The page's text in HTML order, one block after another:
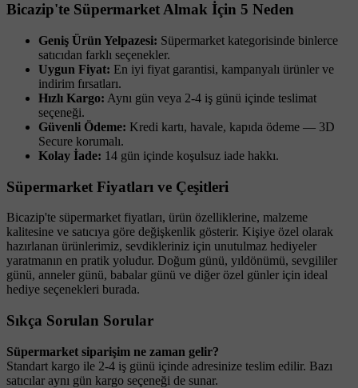
Bicazip'te Süpermarket Almak İçin 5 Neden
Geniş Ürün Yelpazesi: Süpermarket kategorisinde binlerce
satıcıdan farklı seçenekler.
Uygun Fiyat: En iyi fiyat garantisi, kampanyalı ürünler ve
indirim fırsatları.
Hızlı Kargo: Aynı gün veya 2-4 iş günü içinde teslimat
seçeneği.
Güvenli Ödeme: Kredi kartı, havale, kapıda ödeme — 3D
Secure korumalı.
Kolay İade: 14 gün içinde koşulsuz iade hakkı.
Süpermarket Fiyatları ve Çeşitleri
Bicazip'te süpermarket fiyatları, ürün özelliklerine, malzeme
kalitesine ve satıcıya göre değişkenlik gösterir. Kişiye özel olarak
hazırlanan ürünlerimiz, sevdikleriniz için unutulmaz hediyeler
yaratmanın en pratik yoludur. Doğum günü, yıldönümü, sevgililer
günü, anneler günü, babalar günü ve diğer özel günler için ideal
hediye seçenekleri burada.
Sıkça Sorulan Sorular
Süpermarket siparişim ne zaman gelir?
Standart kargo ile 2-4 iş günü içinde adresinize teslim edilir. Bazı
satıcılar aynı gün kargo seçeneği de sunar.